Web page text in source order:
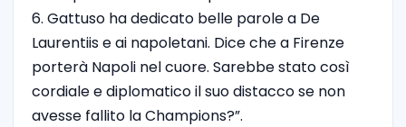
6. Gattuso ha dedicato belle parole a De
Laurentiis e ai napoletani. Dice che a Firenze
porterà Napoli nel cuore. Sarebbe stato così
cordiale e diplomatico il suo distacco se non
avesse fallito la Champions?”.